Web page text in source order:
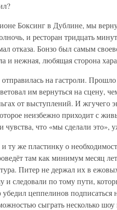
Боксинг в Дублине, мы
и ресторан тридцать
отказа. Бонзо был самым
и нежная, любящая сторона
на гастроли.
им вернуться на сцену,
от выступлений. И жгучего
неизбежно приходит с
чувства, что «мы сделали это»,
ту же пластинку о
там как минимум месяц
Питер не держал их в
и следовали по тому пути,
убедил цеппелинов
сыграть несколько